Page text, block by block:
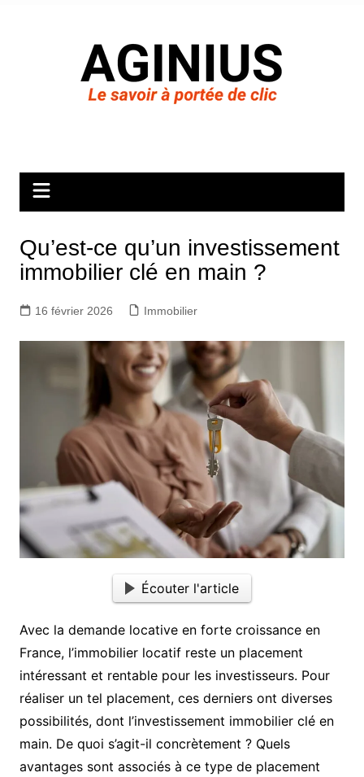
Qu’est-ce qu’un investissement
immobilier clé en main ?
16 février 2026 Immobilier
Écouter l'article
Avec la demande locative en forte croissance en
France, l’immobilier locatif reste un placement
intéressant et rentable pour les investisseurs. Pour
réaliser un tel placement, ces derniers ont diverses
possibilités, dont l’investissement immobilier clé en
main. De quoi s’agit-il concrètement ? Quels
avantages sont associés à ce type de placement